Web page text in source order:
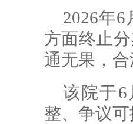
2026年
方面终止
通无果，
该院于6
整、争议